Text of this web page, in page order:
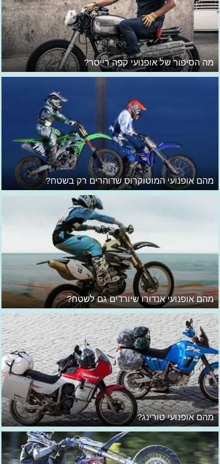
מה הסיפור של אופנועי קפה רייסר?
מהם אופנועי המוטוקרוס שדוהרים רק בשטח?
מהם אופנועי אנדורו שיורדים גם לשטח?
מהם אופנועי טורינג?